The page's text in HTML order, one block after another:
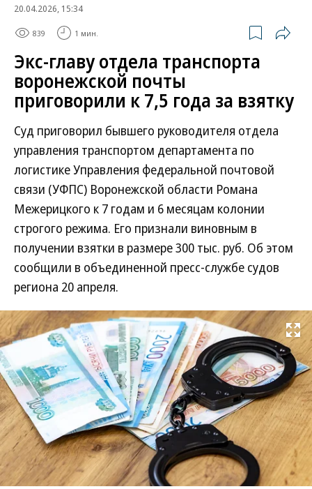
20.04.2026, 15:34
839 1 мин.
Экс-главу отдела транспорта
воронежской почты
приговорили к 7,5 года за взятку
Суд приговорил бывшего руководителя отдела
управления транспортом департамента по
логистике Управления федеральной почтовой
связи (УФПС) Воронежской области Романа
Межерицкого к 7 годам и 6 месяцам колонии
строгого режима. Его признали виновным в
получении взятки в размере 300 тыс. руб. Об этом
сообщили в объединенной пресс-службе судов
региона 20 апреля.
Развернуть